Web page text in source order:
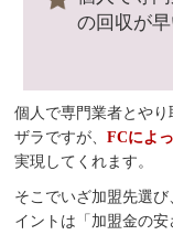
の回収が早
個人で専門業者とや
ザラですが、FCによ
実現してくれます。
そこでいざ加盟先選
イントは「加盟金の